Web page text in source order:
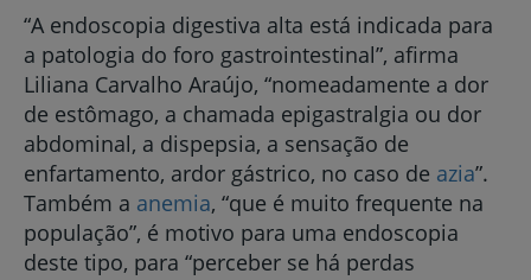
“A endoscopia digestiva alta está indicada para
a patologia do foro gastrointestinal”, afirma
Liliana Carvalho Araújo, “nomeadamente a dor
de estômago, a chamada epigastralgia ou dor
abdominal, a dispepsia, a sensação de
enfartamento, ardor gástrico, no caso de azia”.
Também a anemia, “que é muito frequente na
população”, é motivo para uma endoscopia
deste tipo, para “perceber se há perdas